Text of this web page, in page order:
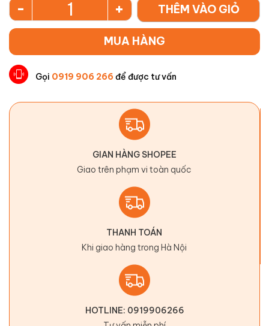
+
- THÊM VÀO GIỎ
MUA HÀNG
Gọi 0919 906 266 để được tư vấn
GIAN HÀNG SHOPEE
Giao trên phạm vi toàn quốc
THANH TOÁN
Khi giao hàng trong Hà Nội
HOTLINE: 0919906266